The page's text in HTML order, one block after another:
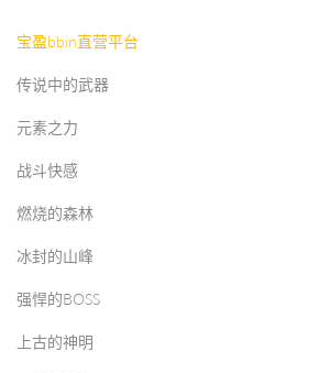
宝盈bbin直营平台
传说中的武器
元素之力
战斗快感
燃烧的森林
冰封的山峰
强悍的BOSS
上古的神明